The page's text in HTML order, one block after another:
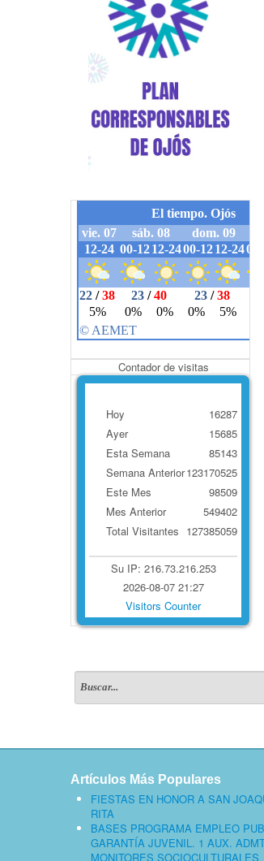
Contador de visitas
Hoy
Ayer
Esta Semana
Semana Anterior
Este Mes
Mes Anterior
Total Visitantes
16287
15685
85143
123170525
98509
549402
127385059
Su IP: 216.73.216.253
2026-08-07 21:27
Visitors Counter
Artículos Más Populares
FIESTAS EN HONOR A SAN
RITA
BASES PROGRAMA EMPLEO
GARANTÍA JUVENIL. 1 AUX.
MONITORES SOCIOCULTURALES